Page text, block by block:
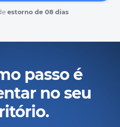
estorno de 08 dias
passo é
no seu